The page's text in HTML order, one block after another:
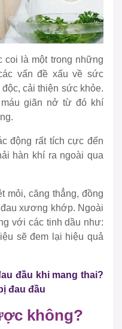
là một trong những
vấn đề xấu về sức
cải thiện sức khỏe.
giãn nở từ đó khí
động rất tích cực đến
hàn khí ra ngoài qua
mỏi, căng thẳng, đồng
xương khớp. Ngoài
với các tinh dầu như:
sẽ đem lại hiệu quả
đầu khi mang thai?
đau đầu
không?